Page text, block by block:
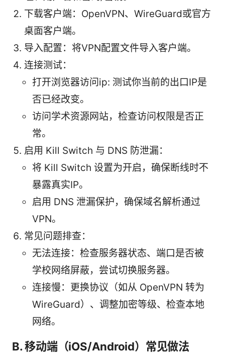
下载客户端：OpenVPN、WireGuard或官方
桌面客户端。
导入配置：将VPN配置文件导入客户端。
连接测试：
打开浏览器访问ip: 测试你当前的出口IP是
否已经改变。
访问学术资源网站，检查访问权限是否正
常。
启用 Kill Switch 与 DNS 防泄漏：
将 Kill Switch 设置为开启，确保断线时不
暴露真实IP。
启用 DNS 泄漏保护，确保域名解析通过
VPN。
常见问题排查：
无法连接：检查服务器状态、端口是否被
学校网络屏蔽，尝试切换服务器。
连接慢：更换协议（如从 OpenVPN 转为
WireGuard）、调整加密等级、检查本地
网络。
B. 移动端（iOS/Android）常见做法